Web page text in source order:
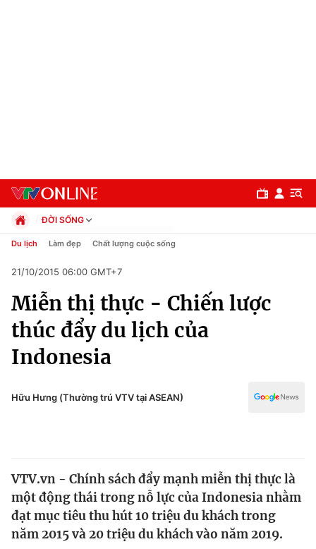
Chuyên mục
Chính trị
Xã hội
Pháp luật
Thế giới
Tin tức
Thế giới đó đây
Kinh tế
ĐỜI SỐNG
Chính trị
Pháp luật
Kinh tế
Thể thao
Truyền hình
Văn hóa - Giải trí
Công nghệ
Du lịch Làm đẹp Chất lượng cuộc sống
21/10/2015 06:00 GMT+7
Miễn thị thực - Chiến lược
thúc đẩy du lịch của
Indonesia
Hữu Hưng (Thường trú VTV tại ASEAN)
VTV.vn - Chính sách đẩy mạnh miễn thị thực là
một động thái trong nỗ lực của Indonesia nhằm
đạt mục tiêu thu hút 10 triệu du khách trong
năm 2015 và 20 triệu du khách vào năm 2019.